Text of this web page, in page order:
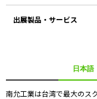
出展製品・サービス
日本語
南允工業は台湾で最大のス